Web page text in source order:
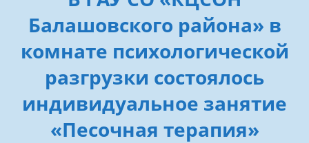
Балашовского района» в
комнате психологической
разгрузки состоялось
индивидуальное занятие
«Песочная терапия»